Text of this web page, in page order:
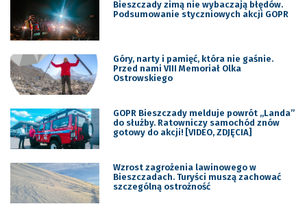
Bieszczady zimą nie wybaczają błędów.
Podsumowanie styczniowych akcji GOPR
Góry, narty i pamięć, która nie gaśnie.
Przed nami VIII Memoriał Olka
Ostrowskiego
GOPR Bieszczady melduje powrót „Landa”
do służby. Ratowniczy samochód znów
gotowy do akcji! [VIDEO, ZDJĘCIA]
Wzrost zagrożenia lawinowego w
Bieszczadach. Turyści muszą zachować
szczególną ostrożność